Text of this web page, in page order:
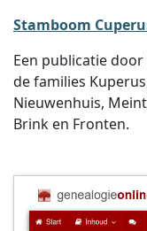
Stamboom
Een publicatie door
de families
Nieuwenhuis,
Brink en Fronten.